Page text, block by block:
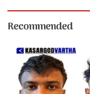
Recommended